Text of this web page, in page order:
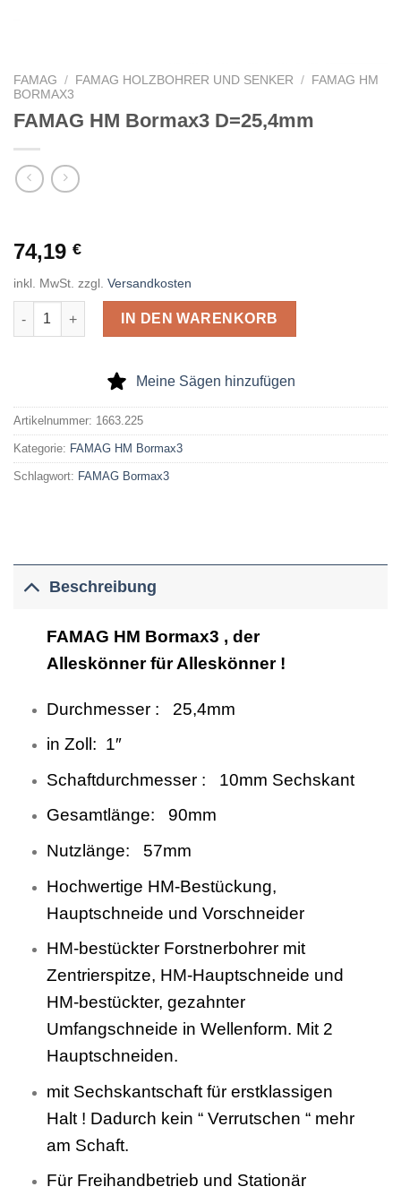
FAMAG / FAMAG HOLZBOHRER UND SENKER / FAMAG HM
BORMAX3
FAMAG HM Bormax3 D=25,4mm
74,19 €
inkl. MwSt. zzgl. Versandkosten
FAMAG HM Bormax3 D=25,4mm Menge
IN DEN WARENKORB
Meine Sägen hinzufügen
Artikelnummer: 1663.225
Kategorie: FAMAG HM Bormax3
Schlagwort: FAMAG Bormax3
Beschreibung
FAMAG HM Bormax3 , der
Alleskönner für Alleskönner !
Durchmesser : 25,4mm
in Zoll: 1″
Schaftdurchmesser : 10mm Sechskant
Gesamtlänge: 90mm
Nutzlänge: 57mm
Hochwertige HM-Bestückung,
Hauptschneide und Vorschneider
HM-bestückter Forstnerbohrer mit
Zentrierspitze, HM-Hauptschneide und
HM-bestückter, gezahnter
Umfangschneide in Wellenform. Mit 2
Hauptschneiden.
mit Sechskantschaft für erstklassigen
Halt ! Dadurch kein “ Verrutschen “ mehr
am Schaft.
Für Freihandbetrieb und Stationär